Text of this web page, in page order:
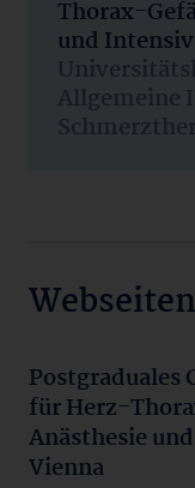
Thorax-
und
Allgemeine
für Herz-
Anästhesie
Vienna